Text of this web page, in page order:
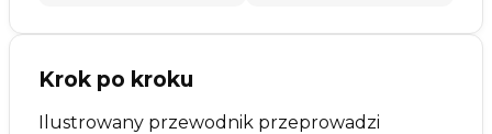
Krok po kroku
Ilustrowany przewodnik przeprowadzi